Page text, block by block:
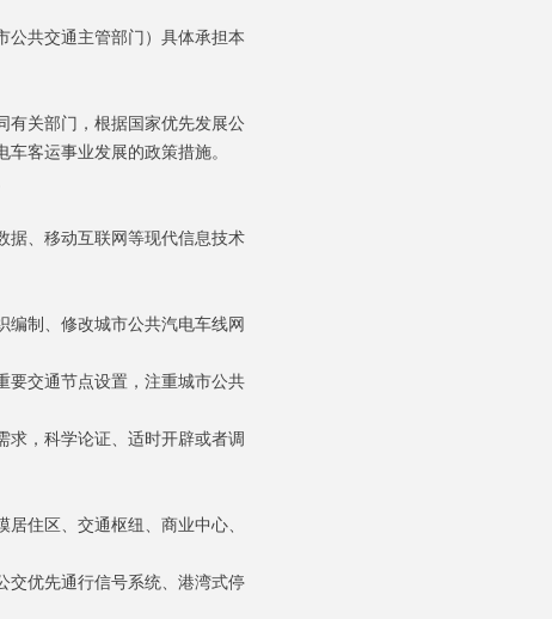
共交通主管部门）具体承担本
关部门，根据国家优先发展公
客运事业发展的政策措施。
、移动互联网等现代信息技术
制、修改城市公共汽电车线网
交通节点设置，注重城市公共
，科学论证、适时开辟或者调
住区、交通枢纽、商业中心、
优先通行信号系统、港湾式停